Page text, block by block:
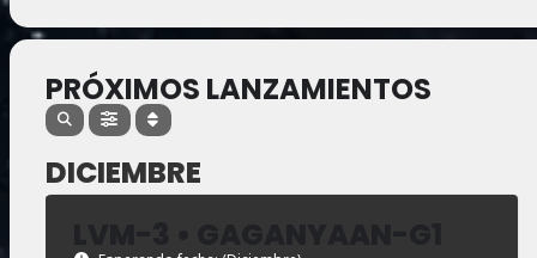
PRÓXIMOS LANZAMIENTOS
DICIEMBRE